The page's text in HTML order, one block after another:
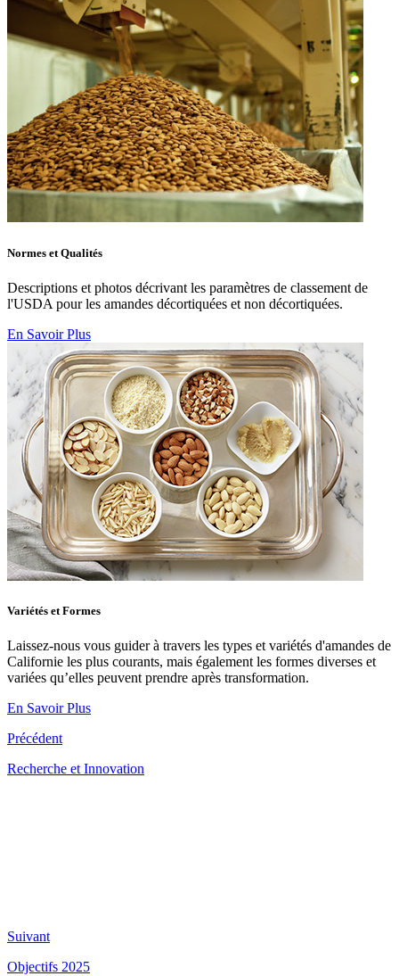
Normes et Qualités
Descriptions et photos décrivant les paramètres de classement de
l'USDA pour les amandes décortiquées et non décortiquées.
En Savoir Plus
Variétés et Formes
Laissez-nous vous guider à travers les types et variétés d'amandes de
Californie les plus courants, mais également les formes diverses et
variées qu’elles peuvent prendre après transformation.
En Savoir Plus
Précédent
Recherche et Innovation
Suivant
Objectifs 2025